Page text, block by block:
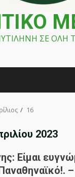
ΣΕ ΟΛΗ
16
2023
Είμαι